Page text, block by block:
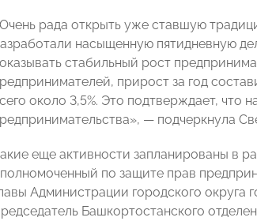
рада открыть уже ставшую
насыщенную пятидневную
стабильный рост
прирост за год
около 3,5%. Это подтверждает,
— подчеркнула
еще активности запланированы в
по защите прав
Администрации городского
Башкортостанского